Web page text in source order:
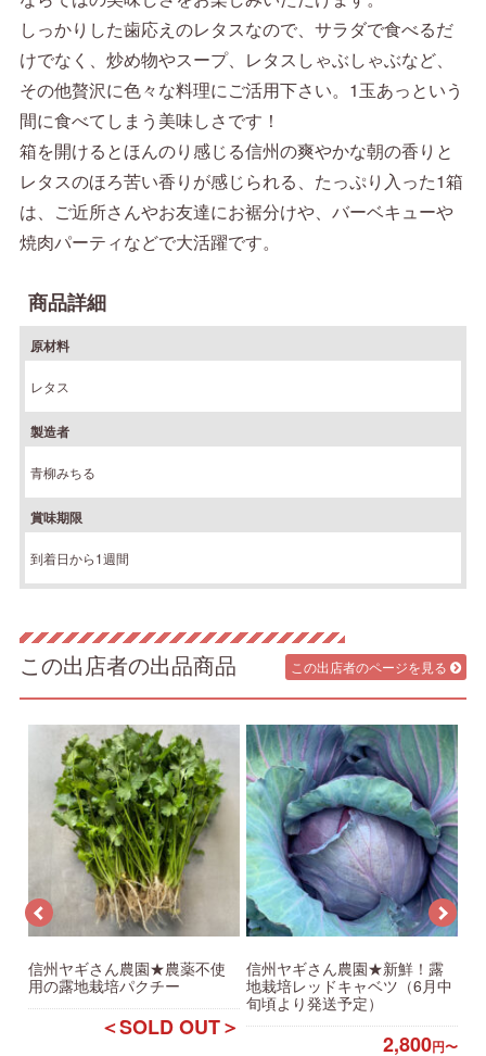
しっかりした歯応えのレタスなので、サラダで食べるだ
けでなく、炒め物やスープ、レタスしゃぶしゃぶなど、
その他贅沢に色々な料理にご活用下さい。1玉あっという
間に食べてしまう美味しさです！
箱を開けるとほんのり感じる信州の爽やかな朝の香りと
レタスのほろ苦い香りが感じられる、たっぷり入った1箱
は、ご近所さんやお友達にお裾分けや、バーベキューや
焼肉パーティなどで大活躍です。
商品詳細
原材料
レタス
製造者
青柳みちる
賞味期限
到着日から1週間
この出店者の出品商品 この出店者のページを見る
信州ヤギさん農園★農薬不使
用の露地栽培パクチー
＜SOLD OUT＞
信州ヤギさん農園★新鮮！露
地栽培レッドキャベツ（6月中
旬頃より発送予定）
2,800円〜